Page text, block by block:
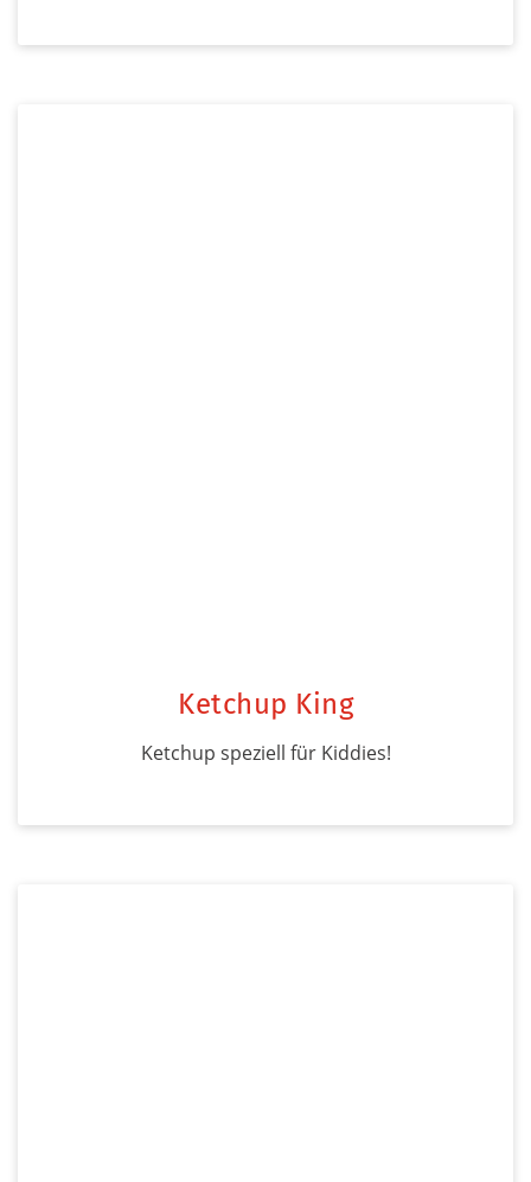
Ketchup King
Ketchup speziell für Kiddies!